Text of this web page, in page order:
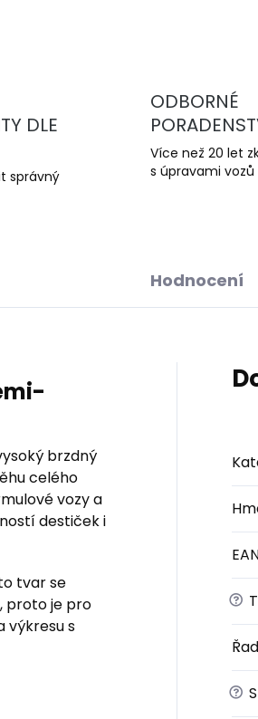
DLE
správný
ODBORNÉ
Více než 20 let
s úpravami vozů
Hodnocení
brzdný
celého
vozy a
destiček i
tvar se
proto je pro
výkresu s
?
?